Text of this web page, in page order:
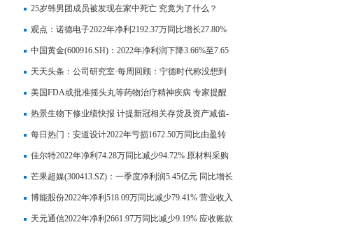
25岁韩男团成员被发现在家中死亡 究竟为了什么？
观点：诺德电子2022年净利2192.37万同比增长27.80%
营收增加
中国黄金(600916.SH)：2022年净利润下降3.66%至7.65
亿元 拟10派3元
天天头条：公司研究室·每周回顾：宁德时代称没想到
碳酸锂价格掉这么快
美国FDA或批准摇头丸等药物治疗精神疾病 专家提醒
需谨慎
热景生物下修业绩快报 计提新冠相关存货及资产减值-
全球今日讯
每日热门：安道设计2022年亏损1672.50万同比由盈转
亏 合同数量及金额下降
佳尔特2022年净利74.28万同比减少94.72% 原材料采购
成本上涨
芒果超媒(300413.SZ)：一季度净利润5.45亿元 同比增长
7.39%
博能股份2022年净利518.09万同比减少79.41% 营业收入
下降
天元通信2022年净利2661.97万同比减少9.19% 应收账款